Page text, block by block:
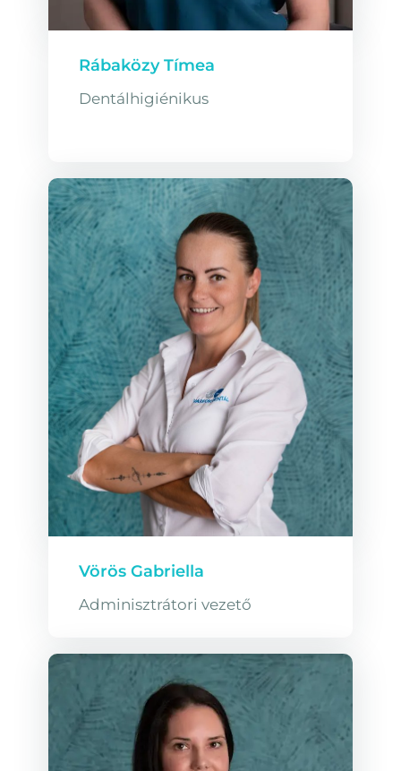
Rábaközy Tímea
Dentálhigiénikus
Vörös Gabriella
Adminisztrátori vezető